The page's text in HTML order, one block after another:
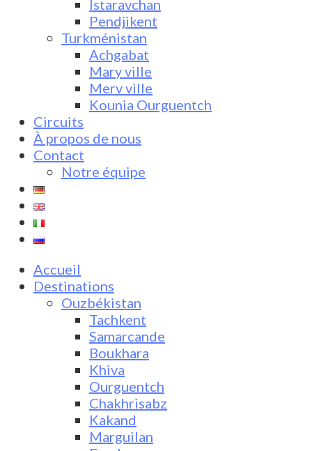
Istaravchan
Pendjikent
Turkménistan
Achgabat
Mary ville
Merv ville
Kounia Ourguentch
Circuits
À propos de nous
Contact
Notre équipe
Accueil
Destinations
Ouzbékistan
Tachkent
Samarcande
Boukhara
Khiva
Ourguentch
Chakhrisabz
Kakand
Marguilan